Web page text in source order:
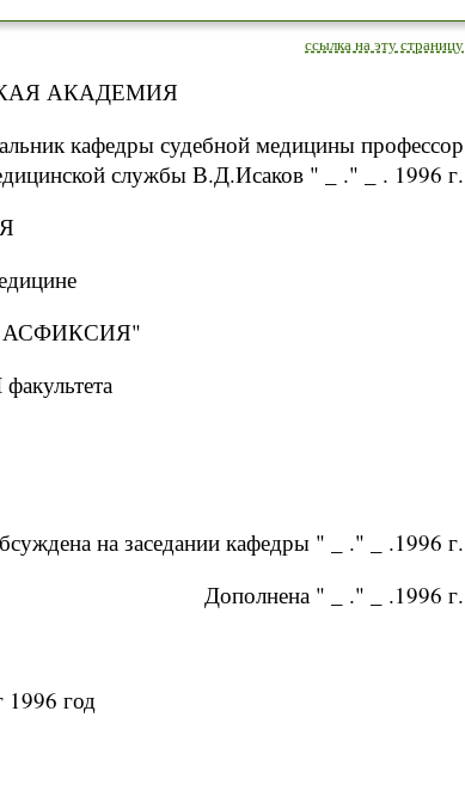
ссылка на эту страницу
АКАДЕМИЯ
кафедры судебной медицины профессор
службы В.Д.Исаков " _ ." _ . 1996 г.
на заседании кафедры " _ ." _ .1996 г.
Дополнена " _ ." _ .1996 г.
1996 год